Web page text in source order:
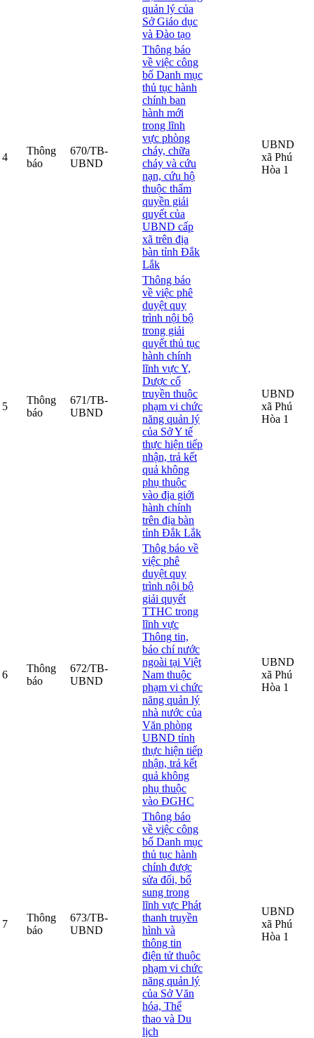
quản lý của
Sở Giáo dục
và Đào tạo
4
Thông
báo
670/TB-
UBND
Thông báo
về việc công
bố Danh mục
thủ tục hành
chính ban
hành mới
trong lĩnh
vực phòng
cháy, chữa
cháy và cứu
nạn, cứu hộ
thuộc thẩm
quyền giải
quyết của
UBND cấp
xã trên địa
bàn tỉnh Đắk
Lắk
UBND
xã Phú
Hòa 1
5
Thông
báo
671/TB-
UBND
Thông báo
về việc phê
duyệt quy
trình nội bộ
trong giải
quyết thủ tục
hành chính
lĩnh vực Y,
Dược cổ
truyền thuộc
phạm vi chức
năng quản lý
của Sở Y tế
thực hiện tiếp
nhận, trả kết
quả không
phụ thuộc
vào địa giới
hành chính
trên địa bàn
tỉnh Đắk Lắk
UBND
xã Phú
Hòa 1
6
Thông
báo
672/TB-
UBND
Thôg báo về
việc phê
duyệt quy
trình nội bộ
giải quyết
TTHC trong
lĩnh vực
Thông tin,
báo chí nước
ngoài tại Việt
Nam thuộc
phạm vi chức
năng quản lý
nhà nước của
Văn phòng
UBND tỉnh
thực hiện tiếp
nhận, trả kết
quả không
phụ thuộc
vào ĐGHC
UBND
xã Phú
Hòa 1
7
Thông
báo
673/TB-
UBND
Thông báo
về việc công
bố Danh mục
thủ tục hành
chính được
sửa đổi, bổ
sung trong
lĩnh vực Phát
thanh truyền
hình và
thông tin
điện tử thuộc
phạm vi chức
năng quản lý
của Sở Văn
hóa, Thể
thao và Du
lịch
UBND
xã Phú
Hòa 1